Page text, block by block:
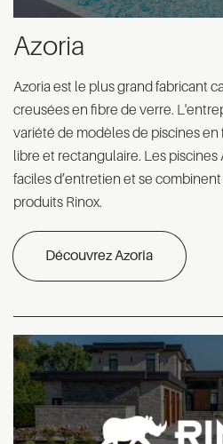
Azoria
Azoria est le plus grand fabricant
creusées en fibre de verre.
variété de modèles de piscines
libre et rectangulaire. Les piscines
faciles d’entretien et se
produits Rinox.
Découvrez Azoria